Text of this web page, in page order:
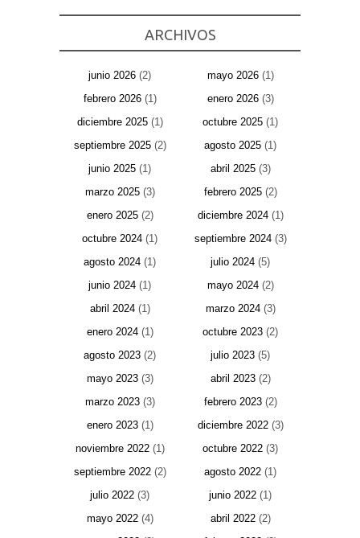
ARCHIVOS
junio 2026 (2) mayo 2026(1)
febrero 2026(1) enero 2026(3)
diciembre 2025(1) octubre 2025 (1)
septiembre 2025(2) agosto 2025 (1)
junio 2025 (1) abril 2025(3)
marzo 2025(3) febrero 2025(2)
enero 2025(2) diciembre 2024(1)
octubre 2024 (1) septiembre 2024(3)
agosto 2024 (1) julio 2024 (5)
junio 2024 (1) mayo 2024(2)
abril 2024(1) marzo 2024(3)
enero 2024(1) octubre 2023 (2)
agosto 2023 (2) julio 2023 (5)
mayo 2023(3) abril 2023(2)
marzo 2023(3) febrero 2023(2)
enero 2023(1) diciembre 2022(3)
noviembre 2022(1) octubre 2022 (3)
septiembre 2022(2) agosto 2022 (1)
julio 2022 (3) junio 2022 (1)
mayo 2022(4) abril 2022(2)